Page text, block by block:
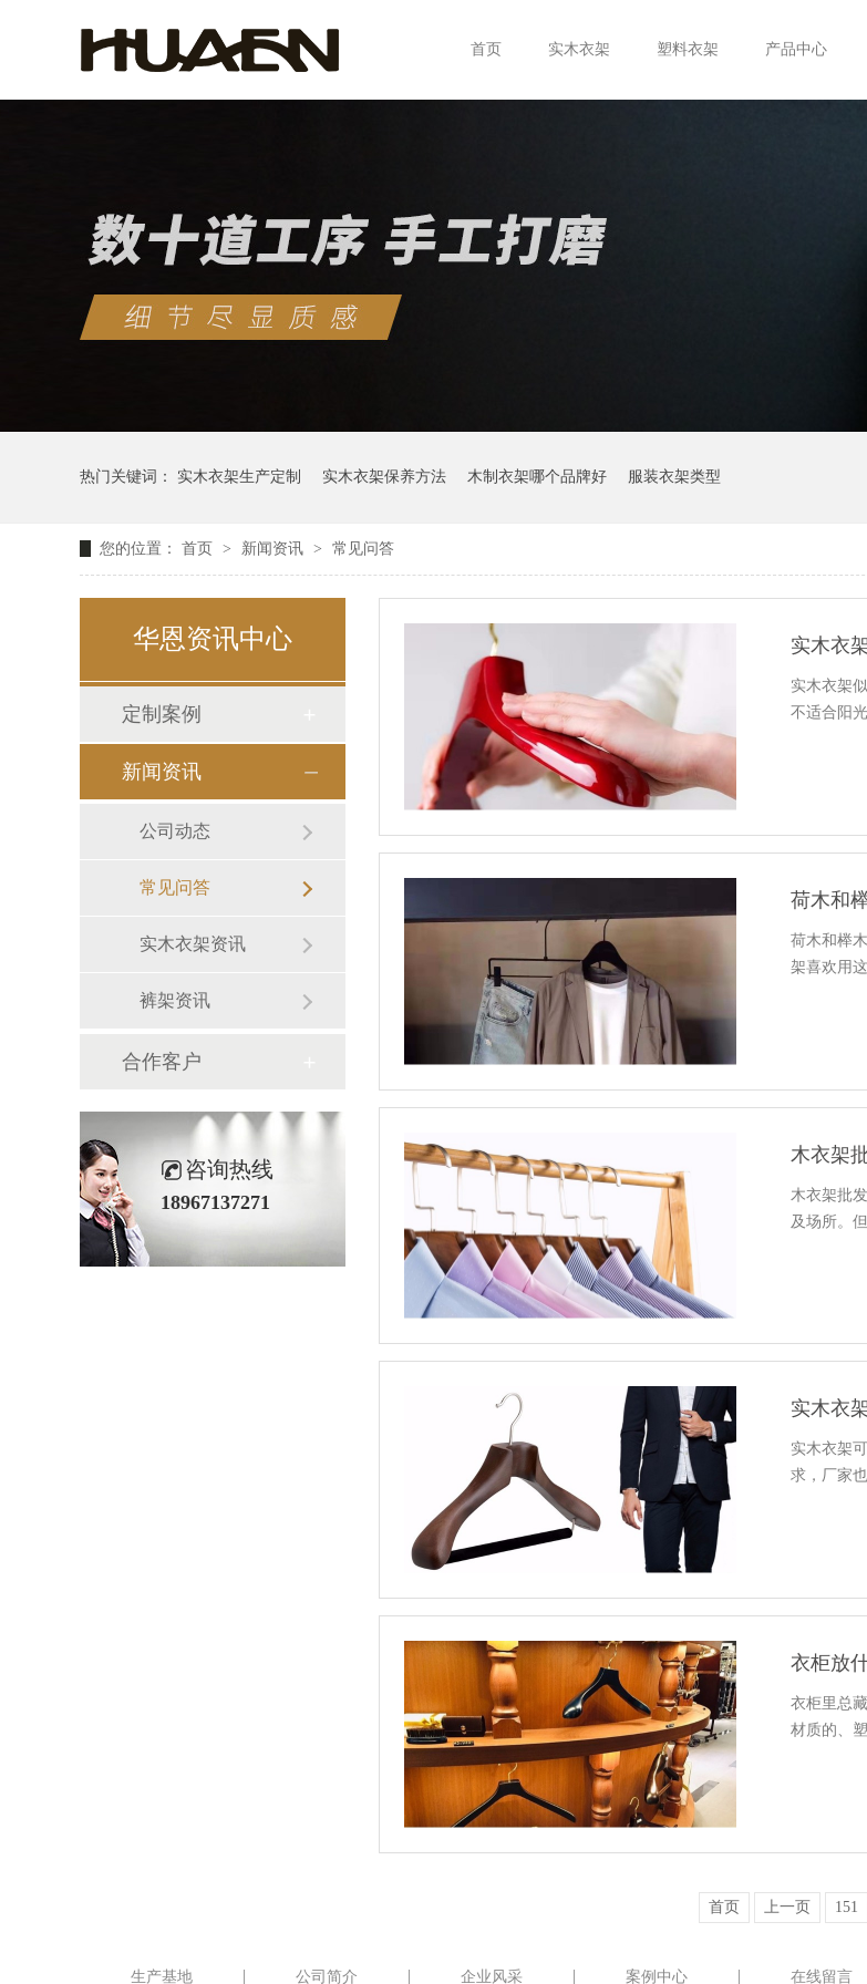
首页 实木衣架 塑料衣架 产品中心
热门关键词： 实木衣架生产定制 实木衣架保养方法 木制衣架哪个品牌好 服装衣架类型
您的位置： 首页 > 新闻资讯 > 常见问答
华恩资讯中心
定制案例
新闻资讯
公司动态
常见问答
实木衣架资讯
裤架资讯
合作客户
咨询热线
18967137271
实木衣
实木衣架
不适合阳
荷木和
荷木和榉
架喜欢用
木衣架
木衣架批
及场所。
实木衣
实木衣架
求，厂家
衣柜放
衣柜里总
材质的、
首页 上一页 151
生产基地 公司简介 企业风采 案例中心 在线留言